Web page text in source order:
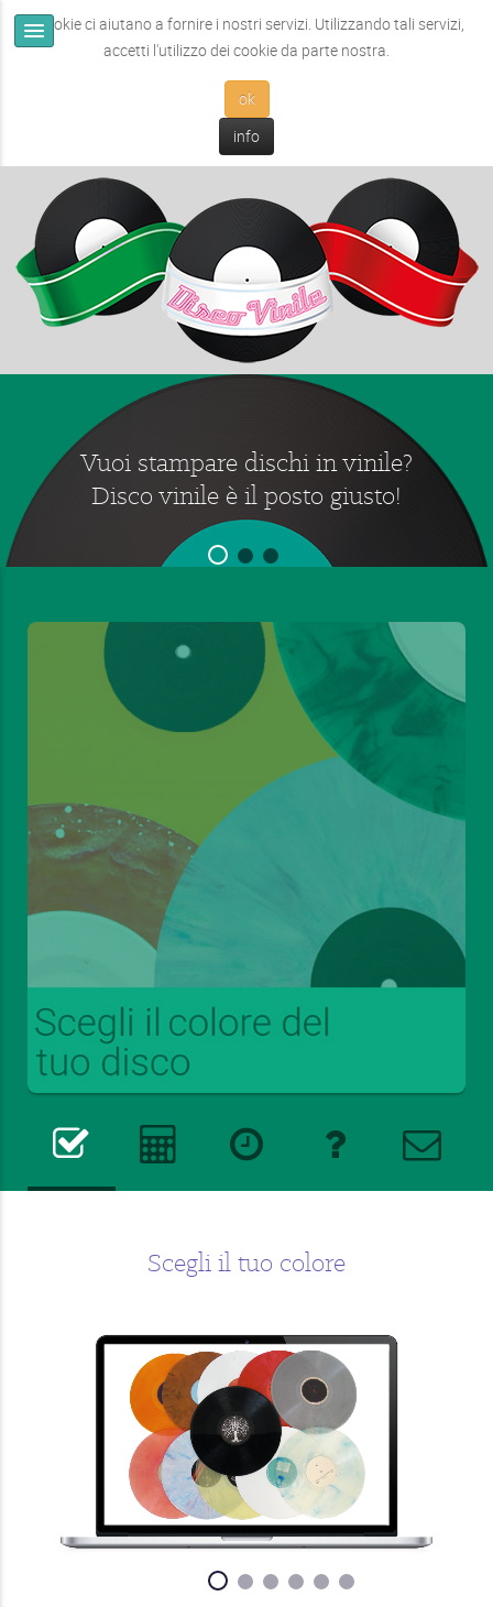
I cookie ci aiutano a fornire i nostri servizi. Utilizzando tali servizi,
accetti l'utilizzo dei cookie da parte nostra.
ok
info
Vuoi stampare dischi in vinile?
Disco vinile è il posto giusto!
Scegli il tuo colore